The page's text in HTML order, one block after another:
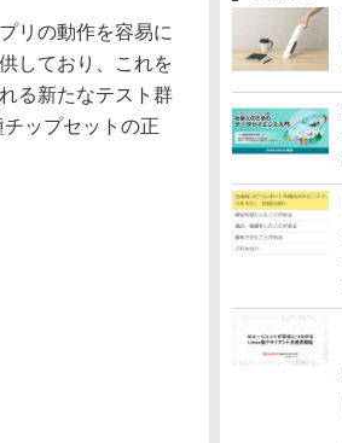
リの動作を容易に
しており、これを
る新たなテスト群
ップセットの正